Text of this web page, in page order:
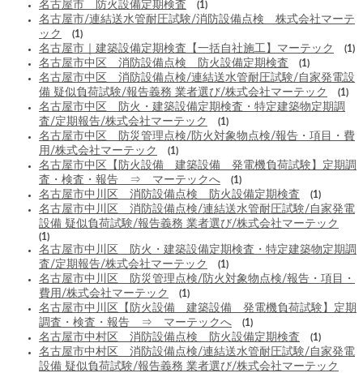
名古屋市 防火設備定期検査 (1)
名古屋市/連結送水管耐圧試験/消防設備点検 株式会社マーテ
ック
(1)
名古屋市｜建築設備定期検査【一括自社施工】マーテック (1)
名古屋市中区 消防設備点検 防火設備定期検査 (1)
名古屋市中区 消防設備点検/連結送水管耐圧試験/自家発電設
備 疑似負荷試験/報告義務 業者選び/株式会社マーテック
(1)
名古屋市中区 防火・建築設備定期検査・特定建築物定期調
査/定期報告/株式会社マーテック
(1)
名古屋市中区 防災管理点検/防火対象物点検/報告・項目・費
用/株式会社マーテック
(1)
名古屋市中区【防火設備 建築設備 発電機負荷試験】定期調
査・検査・報告 ⇒ マーテックへ
(1)
名古屋市中川区 消防設備点検 防火設備定期検査 (1)
名古屋市中川区 消防設備点検/連結送水管耐圧試験/自家発電
設備 疑似負荷試験/報告義務 業者選び/株式会社マーテック
(1)
名古屋市中川区 防火・建築設備定期検査・特定建築物定期調
査/定期報告/株式会社マーテック
(1)
名古屋市中川区 防災管理点検/防火対象物点検/報告・項目・
費用/株式会社マーテック
(1)
名古屋市中川区【防火設備 建築設備 発電機負荷試験】定期
調査・検査・報告 ⇒ マーテックへ
(1)
名古屋市中村区 消防設備点検 防火設備定期検査 (1)
名古屋市中村区 消防設備点検/連結送水管耐圧試験/自家発電
設備 疑似負荷試験/報告義務 業者選び/株式会社マーテック